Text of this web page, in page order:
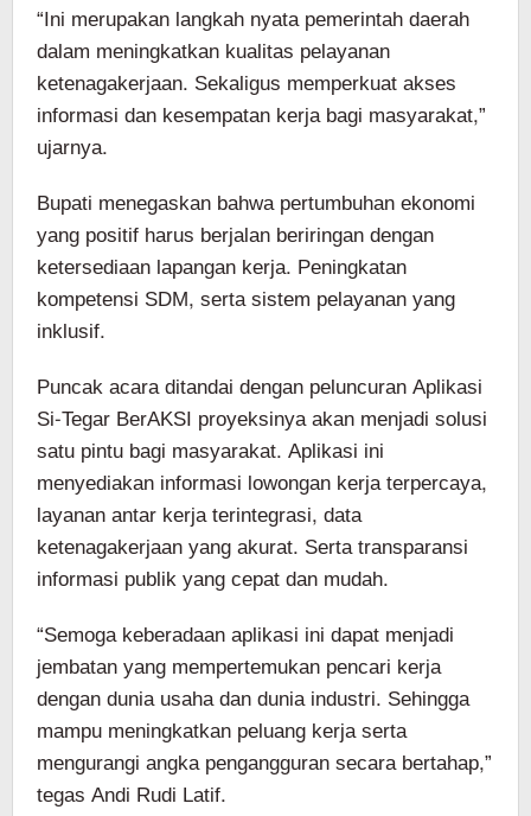
“Ini merupakan langkah nyata pemerintah daerah
dalam meningkatkan kualitas pelayanan
ketenagakerjaan. Sekaligus memperkuat akses
informasi dan kesempatan kerja bagi masyarakat,”
ujarnya.
Bupati menegaskan bahwa pertumbuhan ekonomi
yang positif harus berjalan beriringan dengan
ketersediaan lapangan kerja. Peningkatan
kompetensi SDM, serta sistem pelayanan yang
inklusif.
Puncak acara ditandai dengan peluncuran Aplikasi
Si-Tegar BerAKSI proyeksinya akan menjadi solusi
satu pintu bagi masyarakat. Aplikasi ini
menyediakan informasi lowongan kerja terpercaya,
layanan antar kerja terintegrasi, data
ketenagakerjaan yang akurat. Serta transparansi
informasi publik yang cepat dan mudah.
“Semoga keberadaan aplikasi ini dapat menjadi
jembatan yang mempertemukan pencari kerja
dengan dunia usaha dan dunia industri. Sehingga
mampu meningkatkan peluang kerja serta
mengurangi angka pengangguran secara bertahap,”
tegas Andi Rudi Latif.